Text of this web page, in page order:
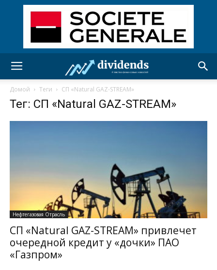
Домой Теги СП «Natural GAZ-STREAM»
Тег: СП «Natural GAZ-STREAM»
Нефтегазовая Отрасль
СП «Natural GAZ-STREAM» привлечет
очередной кредит у «дочки» ПАО
«Газпром»